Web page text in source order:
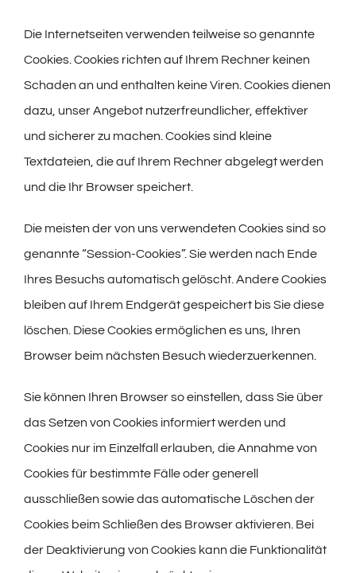
Die Internetseiten verwenden teilweise so genannte
Cookies. Cookies richten auf Ihrem Rechner keinen
Schaden an und enthalten keine Viren. Cookies dienen
dazu, unser Angebot nutzerfreundlicher, effektiver
und sicherer zu machen. Cookies sind kleine
Textdateien, die auf Ihrem Rechner abgelegt werden
und die Ihr Browser speichert.
Die meisten der von uns verwendeten Cookies sind so
genannte “Session-Cookies”. Sie werden nach Ende
Ihres Besuchs automatisch gelöscht. Andere Cookies
bleiben auf Ihrem Endgerät gespeichert bis Sie diese
löschen. Diese Cookies ermöglichen es uns, Ihren
Browser beim nächsten Besuch wiederzuerkennen.
Sie können Ihren Browser so einstellen, dass Sie über
das Setzen von Cookies informiert werden und
Cookies nur im Einzelfall erlauben, die Annahme von
Cookies für bestimmte Fälle oder generell
ausschließen sowie das automatische Löschen der
Cookies beim Schließen des Browser aktivieren. Bei
der Deaktivierung von Cookies kann die Funktionalität